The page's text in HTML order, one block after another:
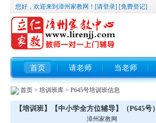
您好，欢迎来到漳州家教网！ [请登录] [免费登记]
首页 请老师 当老师
首页 > 培训班库 > P645号培训班信息
【培训班】【中小学全方位辅导】（P645号）
漳州家教网